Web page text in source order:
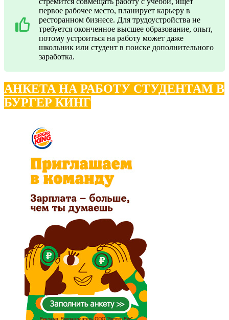
первое рабочее место, планирует карьеру в
ресторанном бизнесе. Для трудоустройства не
требуется оконченное высшее образование, опыт,
потому устроиться на работу может даже
школьник или студент в поиске дополнительного
заработка.
АНКЕТА НА РАБОТУ СТУДЕНТАМ В
БУРГЕР КИНГ